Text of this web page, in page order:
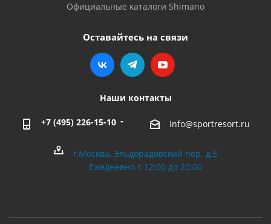
Официальные каталоги Shimano
Оставайтесь на связи
Наши контакты
+7 (495) 226-15-10 info@sportresort.ru
г.Москва, Эльдорадовский пер. д.5
Ежедневно с 12:00 до 20:00